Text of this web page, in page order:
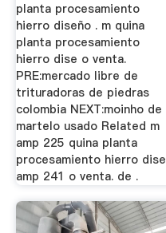
planta procesamiento
hierro diseño . m quina
planta procesamiento
hierro dise o venta.
PRE:mercado libre de
trituradoras de piedras
colombia NEXT:moinho de
martelo usado Related m
amp 225 quina planta
procesamiento hierro dise
amp 241 o venta. de .